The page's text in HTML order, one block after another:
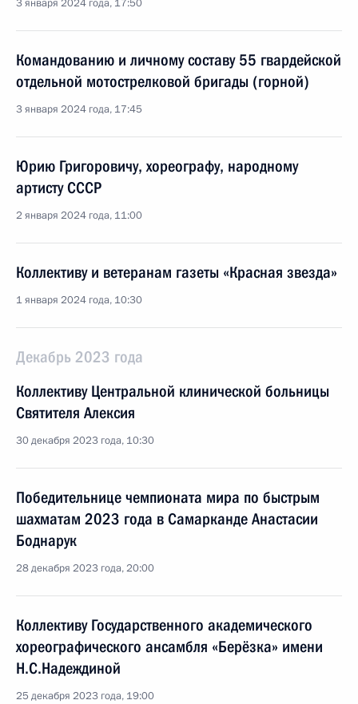
3 января 2024 года, 17:50
Командованию и личному составу 55 гвардейской
отдельной мотострелковой бригады (горной)
3 января 2024 года, 17:45
Юрию Григоровичу, хореографу, народному
артисту СССР
2 января 2024 года, 11:00
Коллективу и ветеранам газеты «Красная звезда»
1 января 2024 года, 10:30
Декабрь 2023 года
Коллективу Центральной клинической больницы
Святителя Алексия
30 декабря 2023 года, 10:30
Победительнице чемпионата мира по быстрым
шахматам 2023 года в Самарканде Анастасии
Боднарук
28 декабря 2023 года, 20:00
Коллективу Государственного академического
хореографического ансамбля «Берёзка» имени
Н.С.Надеждиной
25 декабря 2023 года, 19:00